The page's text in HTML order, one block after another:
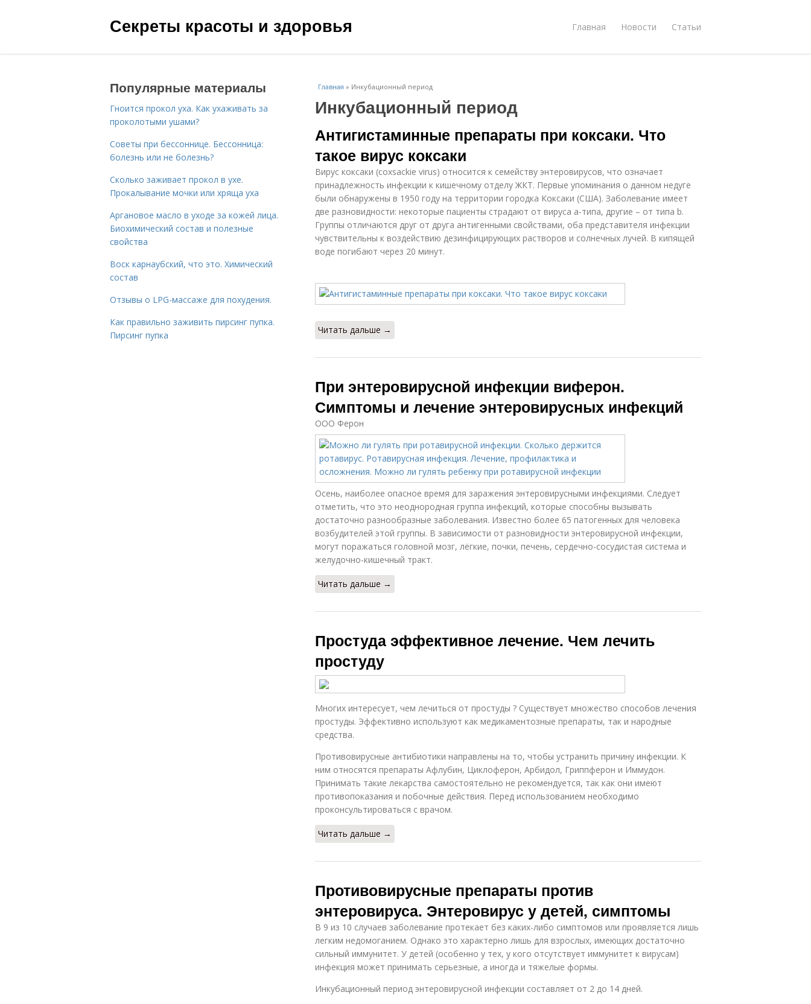
Секреты красоты и здоровья Главная Новости Статьи
Главная » Инкубационный период
Инкубационный период
Антигистаминные препараты при коксаки. Что
такое вирус коксаки
Вирус коксаки (coxsackie virus) относится к семейству энтеровирусов, что означает
принадлежность инфекции к кишечному отделу ЖКТ. Первые упоминания о данном недуге
были обнаружены в 1950 году на территории городка Коксаки (США). Заболевание имеет
две разновидности: некоторые пациенты страдают от вируса а-типа, другие – от типа b.
Группы отличаются друг от друга антигенными свойствами, оба представителя инфекции
чувствительны к воздействию дезинфицирующих растворов и солнечных лучей. В кипящей
воде погибают через 20 минут.
Читать дальше →
При энтеровирусной инфекции виферон.
Симптомы и лечение энтеровирусных инфекций
ООО Ферон
Осень, наиболее опасное время для заражения энтеровирусными инфекциями. Следует
отметить, что это неоднородная группа инфекций, которые способны вызывать
достаточно разнообразные заболевания. Известно более 65 патогенных для человека
возбудителей этой группы. В зависимости от разновидности энтеровирусной инфекции,
могут поражаться головной мозг, лёгкие, почки, печень, сердечно-сосудистая система и
желудочно-кишечный тракт.
Читать дальше →
Простуда эффективное лечение. Чем лечить
простуду
Многих интересует, чем лечиться от простуды ? Существует множество способов лечения
простуды. Эффективно используют как медикаментозные препараты, так и народные
средства.
Противовирусные антибиотики направлены на то, чтобы устранить причину инфекции. К
ним относятся препараты Афлубин, Циклоферон, Арбидол, Гриппферон и Иммудон.
Принимать такие лекарства самостоятельно не рекомендуется, так как они имеют
противопоказания и побочные действия. Перед использованием необходимо
проконсультироваться с врачом.
Читать дальше →
Противовирусные препараты против
энтеровируса. Энтеровирус у детей, симптомы
В 9 из 10 случаев заболевание протекает без каких-либо симптомов или проявляется лишь
легким недомоганием. Однако это характерно лишь для взрослых, имеющих достаточно
сильный иммунитет. У детей (особенно у тех, у кого отсутствует иммунитет к вирусам)
инфекция может принимать серьезные, а иногда и тяжелые формы.
Инкубационный период энтеровирусной инфекции составляет от 2 до 14 дней.
Популярные материалы
Гноится прокол уха. Как ухаживать за
проколотыми ушами?
Советы при бессоннице. Бессонница:
болезнь или не болезнь?
Сколько заживает прокол в ухе.
Прокалывание мочки или хряща уха
Аргановое масло в уходе за кожей лица.
Биохимический состав и полезные
свойства
Воск карнаубский, что это. Химический
состав
Отзывы о LPG-массаже для похудения.
Как правильно заживить пирсинг пупка.
Пирсинг пупка